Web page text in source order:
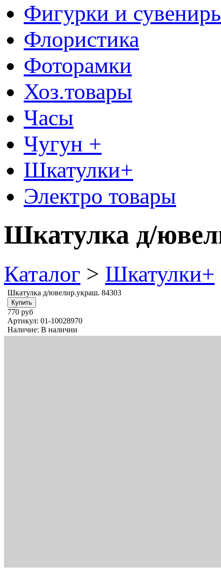
Фигурки и
Флористика
Фоторамки
Хоз.товары
Часы
Чугун +
Шкатулки+
Электро товары
Шкатулка д/
Каталог > Шкатулки+
Шкатулка д/ювелир.украш. 84303
770 руб
Артикул: 01-10028970
Наличие: В наличии